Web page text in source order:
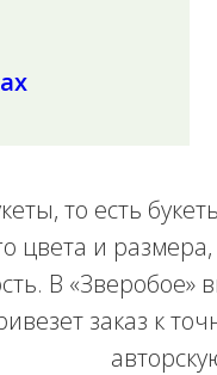
то есть
цвета и
В «Зверобое»
заказ к